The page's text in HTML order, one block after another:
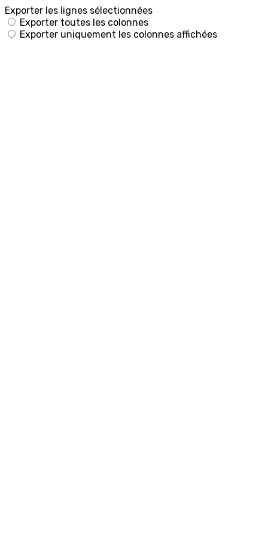
Exporter les lignes sélectionnées
Exporter toutes les colonnes
Exporter uniquement les colonnes affichées